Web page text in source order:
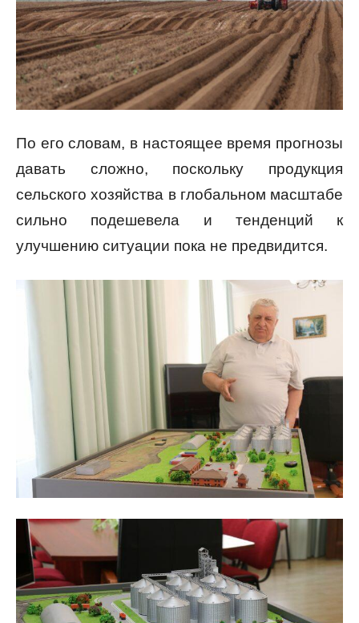
По его словам, в настоящее время прогнозы
давать сложно, поскольку продукция
сельского хозяйства в глобальном масштабе
сильно подешевела и тенденций к
улучшению ситуации пока не предвидится.